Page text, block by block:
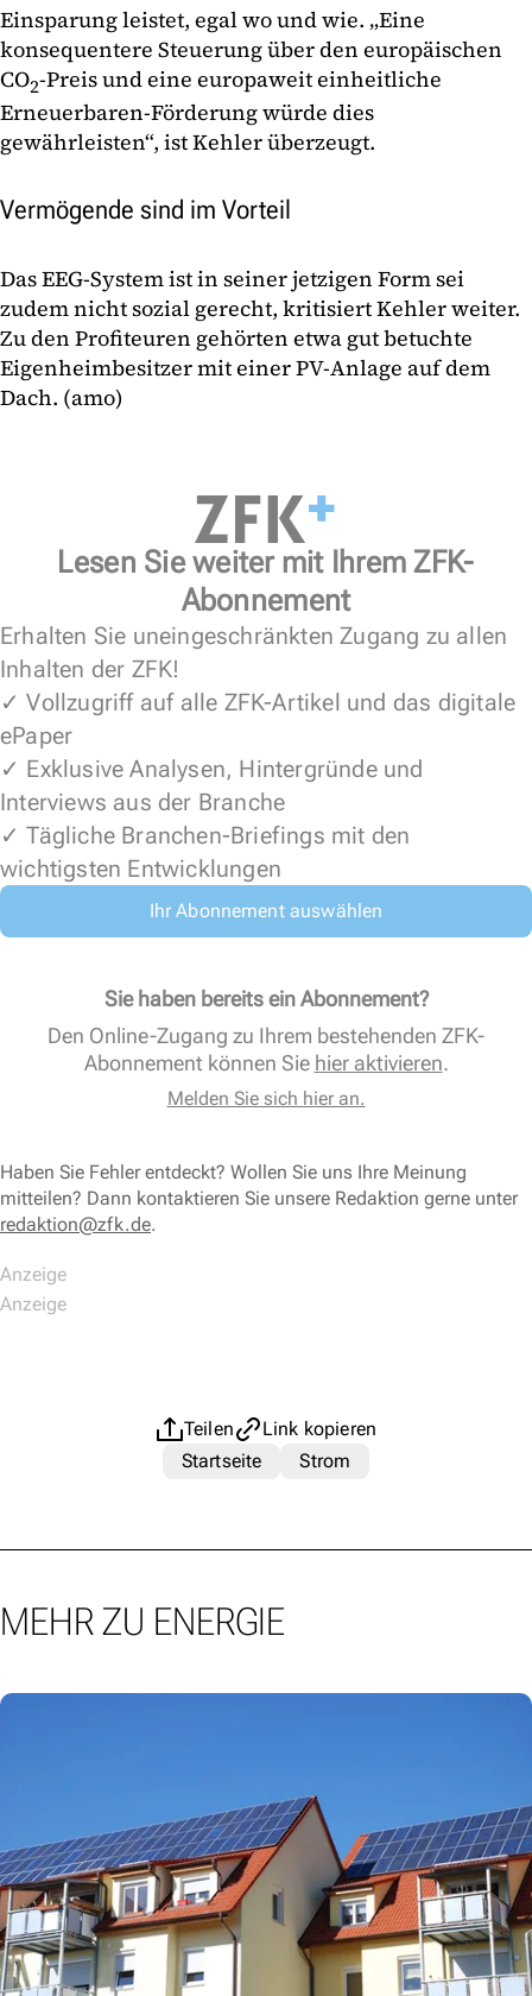
Einsparung leistet, egal wo und wie. „Eine
konsequentere Steuerung über den europäischen
CO2-Preis und eine europaweit einheitliche
Erneuerbaren-Förderung würde dies
gewährleisten“, ist Kehler überzeugt.
Vermögende sind im Vorteil
Das EEG-System ist in seiner jetzigen Form sei
zudem nicht sozial gerecht, kritisiert Kehler weiter.
Zu den Profiteuren gehörten etwa gut betuchte
Eigenheimbesitzer mit einer PV-Anlage auf dem
Dach. (amo)
Lesen Sie weiter mit Ihrem ZFK-
Abonnement
Erhalten Sie uneingeschränkten Zugang zu allen
Inhalten der ZFK!
✓ Vollzugriff auf alle ZFK-Artikel und das digitale
ePaper
✓ Exklusive Analysen, Hintergründe und
Interviews aus der Branche
✓ Tägliche Branchen-Briefings mit den
wichtigsten Entwicklungen
Ihr Abonnement auswählen
Sie haben bereits ein Abonnement?
Den Online-Zugang zu Ihrem bestehenden ZFK-
Abonnement können Sie hier aktivieren.
Melden Sie sich hier an.
Haben Sie Fehler entdeckt? Wollen Sie uns Ihre Meinung
mitteilen? Dann kontaktieren Sie unsere Redaktion gerne unter
redaktion@zfk.de.
Teilen
Link kopieren
Startseite
Strom
MEHR ZU ENERGIE